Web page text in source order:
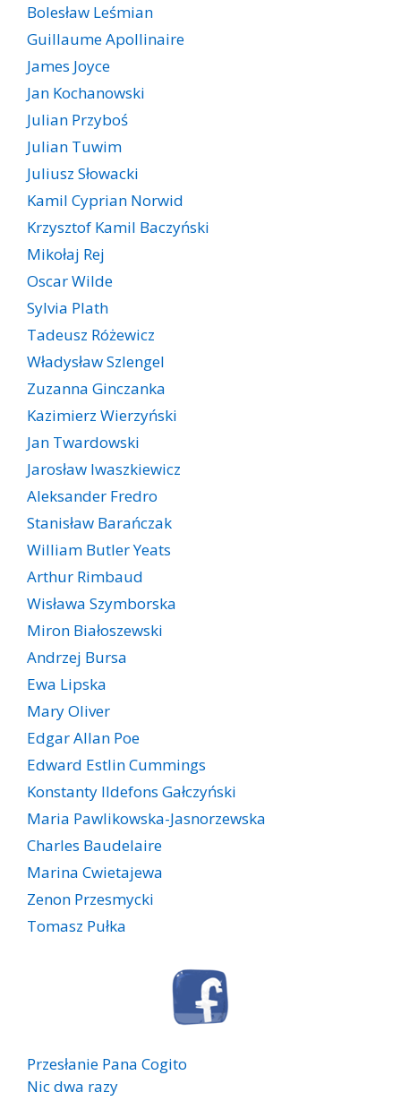
Bolesław Leśmian
Guillaume Apollinaire
James Joyce
Jan Kochanowski
Julian Przyboś
Julian Tuwim
Juliusz Słowacki
Kamil Cyprian Norwid
Krzysztof Kamil Baczyński
Mikołaj Rej
Oscar Wilde
Sylvia Plath
Tadeusz Różewicz
Władysław Szlengel
Zuzanna Ginczanka
Kazimierz Wierzyński
Jan Twardowski
Jarosław Iwaszkiewicz
Aleksander Fredro
Stanisław Barańczak
William Butler Yeats
Arthur Rimbaud
Wisława Szymborska
Miron Białoszewski
Andrzej Bursa
Ewa Lipska
Mary Oliver
Edgar Allan Poe
Edward Estlin Cummings
Konstanty Ildefons Gałczyński
Maria Pawlikowska-Jasnorzewska
Charles Baudelaire
Marina Cwietajewa
Zenon Przesmycki
Tomasz Pułka
Przesłanie Pana Cogito
Nic dwa razy